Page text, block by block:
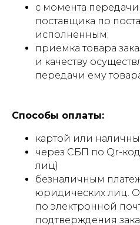
с момента передачи
поставщика по
исполненным;
приемка товара
и качеству
передачи ему
Способы оплаты:
картой или
через СБП по Qr-
лиц)
безналичным
юридических лиц.
по электронной
подтверждения